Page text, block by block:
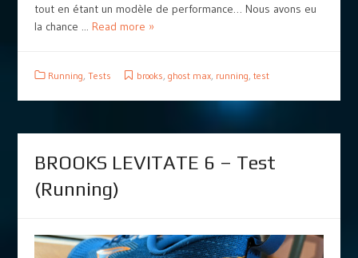
tout en étant un modèle de performance… Nous avons eu
la chance ... Read more »
Running, Tests brooks, ghost max, running, test
BROOKS LEVITATE 6 – Test
(Running)